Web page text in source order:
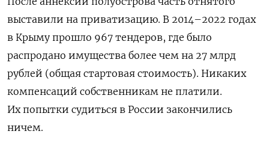
выставили на приватизацию. В 2014–2022 годах
в Крыму прошло 967 тендеров, где было
распродано имущества более чем на 27 млрд
рублей (общая стартовая стоимость). Никаких
компенсаций собственникам не платили.
Их попытки судиться в России закончились
ничем.